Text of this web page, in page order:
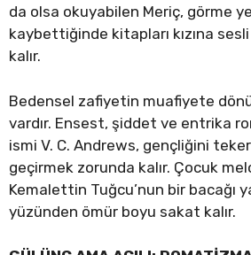
da olsa okuyabilen Meriç, görme
kaybettiğinde kitapları kızına
kalır.
Bedensel zafiyetin muafiyete
vardır. Ensest, şiddet ve entrika
ismi V. C. Andrews, gençliğini
geçirmek zorunda kalır. Çocuk
Kemalettin Tuğcu’nun bir bacağı
yüzünden ömür boyu sakat kalır.